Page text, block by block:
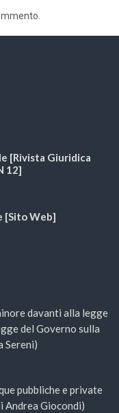
[Rivista Giuridica
12]
[Sito Web]
davanti alla legge
del Governo sulla
Sereni)
pubbliche e private
Andrea Giocondi)